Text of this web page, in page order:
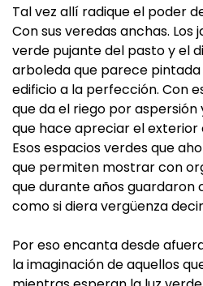
Tal vez allí radique el poder
Con sus veredas anchas. Los
verde pujante del pasto y el
arboleda que parece
edificio a la perfección. Con
que da el riego por aspersión
que hace apreciar el exterior
Esos espacios verdes que
que permiten mostrar con
que durante años guardaron
como si diera vergüenza
Por eso encanta desde
la imaginación de aquellos